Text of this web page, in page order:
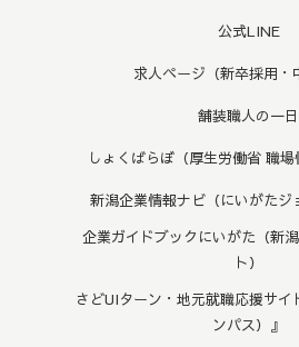
公式LINE
求人ページ（新卒採用・
舗装職人の一日
しょくばらぼ（厚生労働省 職場
新潟企業情報ナビ（にいがたジ
企業ガイドブックにいがた（新
ト）
さどUIターン・地元就職応援サイ
ンパス）』